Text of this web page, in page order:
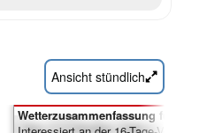
Ansicht stündlich
Wetterzusammenfassung für Tage